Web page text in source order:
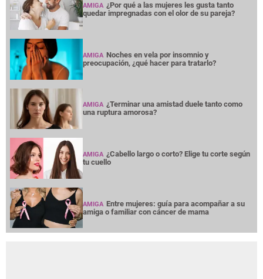
AMIGA ¿Por qué a las mujeres les gusta tanto
quedar impregnadas con el olor de su pareja?
AMIGA Noches en vela por insomnio y
preocupación, ¿qué hacer para tratarlo?
AMIGA ¿Terminar una amistad duele tanto como
una ruptura amorosa?
AMIGA ¿Cabello largo o corto? Elige tu corte según
tu cuello
AMIGA Entre mujeres: guía para acompañar a su
amiga o familiar con cáncer de mama